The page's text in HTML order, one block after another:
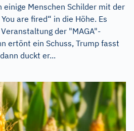
einige Menschen Schilder mit der
are fired“ in die Höhe. Es
der "MAGA"-
ertönt ein Schuss, Trump fasst
duckt er...